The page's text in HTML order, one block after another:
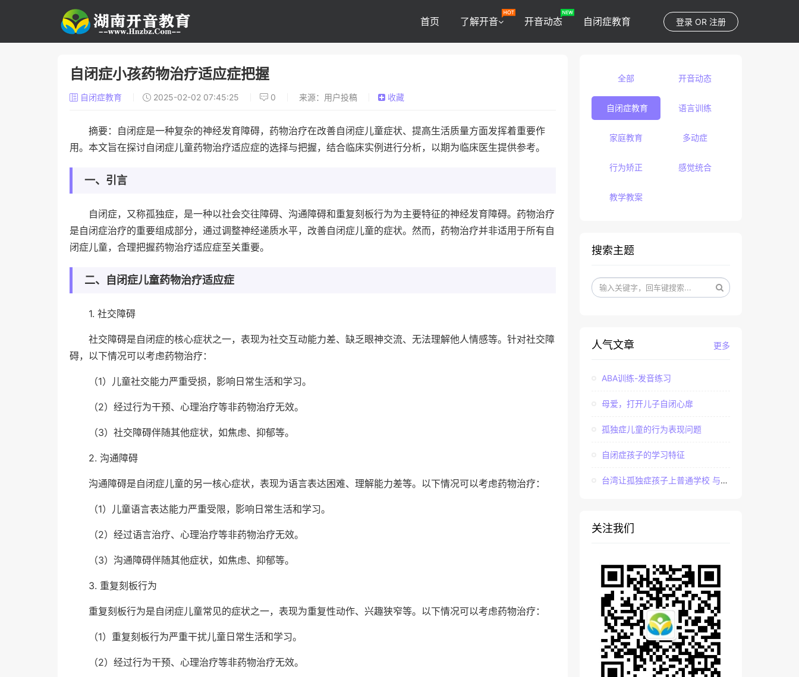
登录 OR 注册
首页 了解开音 开音动态 自闭症教育
自闭症小孩药物治疗适应症把握
自闭症教育 2025-02-02 07:45:25 0 来源：用户投稿 收藏
摘要：自闭症是一种复杂的神经发育障碍，药物治疗在改善自闭症儿童症状、提高生活质量方面发挥着重要作
用。本文旨在探讨自闭症儿童药物治疗适应症的选择与把握，结合临床实例进行分析，以期为临床医生提供参考。
一、引言
自闭症，又称孤独症，是一种以社会交往障碍、沟通障碍和重复刻板行为为主要特征的神经发育障碍。药物治疗
是自闭症治疗的重要组成部分，通过调整神经递质水平，改善自闭症儿童的症状。然而，药物治疗并非适用于所有自
闭症儿童，合理把握药物治疗适应症至关重要。
二、自闭症儿童药物治疗适应症
1. 社交障碍
社交障碍是自闭症的核心症状之一，表现为社交互动能力差、缺乏眼神交流、无法理解他人情感等。针对社交障
碍，以下情况可以考虑药物治疗：
（1）儿童社交能力严重受损，影响日常生活和学习。
（2）经过行为干预、心理治疗等非药物治疗无效。
（3）社交障碍伴随其他症状，如焦虑、抑郁等。
2. 沟通障碍
沟通障碍是自闭症儿童的另一核心症状，表现为语言表达困难、理解能力差等。以下情况可以考虑药物治疗：
（1）儿童语言表达能力严重受限，影响日常生活和学习。
（2）经过语言治疗、心理治疗等非药物治疗无效。
（3）沟通障碍伴随其他症状，如焦虑、抑郁等。
3. 重复刻板行为
重复刻板行为是自闭症儿童常见的症状之一，表现为重复性动作、兴趣狭窄等。以下情况可以考虑药物治疗：
（1）重复刻板行为严重干扰儿童日常生活和学习。
（2）经过行为干预、心理治疗等非药物治疗无效。
全部 开音动态
自闭症教育 语言训练
家庭教育 多动症
行为矫正 感觉统合
教学教案
搜索主题
更多
人气文章
ABA训练-发音练习
母爱，打开儿子自闭心扉
孤独症儿童的行为表现问题
自闭症孩子的学习特征
台湾让孤独症孩子上普通学校 与社会“融合”
关注我们